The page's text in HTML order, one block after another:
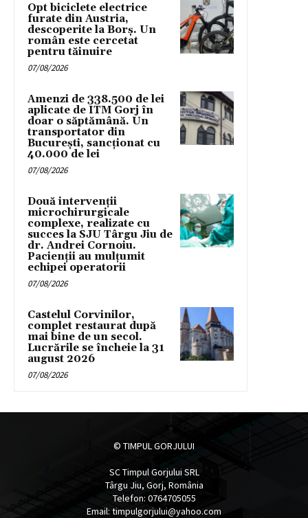
Opt biciclete electrice
furate din Austria,
descoperite la Borș. Un
român este cercetat
pentru tăinuire
07/08/2026
Amenzi de 338.500 de lei
aplicate de ITM Gorj în
doar o săptămână. Un
transportator din
București, sancționat cu
40.000 de lei
07/08/2026
Două intervenții
microchirurgicale
complexe, realizate cu
succes la SJU Târgu Jiu de
dr. Andrei Cornoiu.
Pacienții au mulțumit
echipei operatorii
07/08/2026
Castelul Corvinilor,
complet restaurat după
mai bine de un secol.
Lucrările se încheie la 31
august 2026
07/08/2026
© TIMPUL GORJULUI
SC Timpul Gorjului SRL
Târgu Jiu, Gorj, România
Telefon: 0764705055
Email: timpulgorjului@yahoo.com